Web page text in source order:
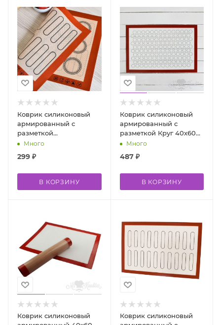
Коврик силиконовый
армированный с
разметкой
двухсторонний 30х40
Много
299 ₽
В КОРЗИНУ
Коврик силиконовый
армированный с
разметкой Круг 40х60
смМного
487₽
В КОРЗИНУ
Коврик силиконовый
Коврик силиконовый